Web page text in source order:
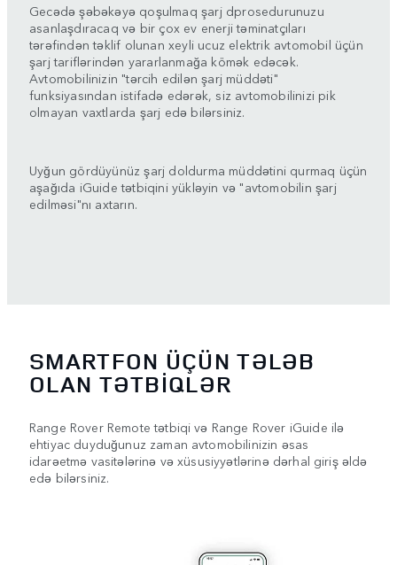
Gecədə şəbəkəyə qoşulmaq şarj dprosedurunuzu
asanlaşdıracaq və bir çox ev enerji təminatçıları
tərəfindən təklif olunan xeyli ucuz elektrik avtomobil üçün
şarj tariflərindən yararlanmağa kömək edəcək.
Avtomobilinizin "tərcih edilən şarj müddəti"
funksiyasından istifadə edərək, siz avtomobilinizi pik
olmayan vaxtlarda şarj edə bilərsiniz.
Uyğun gördüyünüz şarj doldurma müddətini qurmaq üçün
aşağıda iGuide tətbiqini yükləyin və "avtomobilin şarj
edilməsi"nı axtarın.
SMARTFON ÜÇÜN TƏLƏB
OLAN TƏTBİQLƏR
Range Rover Remote tətbiqi və Range Rover iGuide ilə
ehtiyac duyduğunuz zaman avtomobilinizin əsas
idarəetmə vasitələrinə və xüsusiyyətlərinə dərhal giriş əldə
edə bilərsiniz.